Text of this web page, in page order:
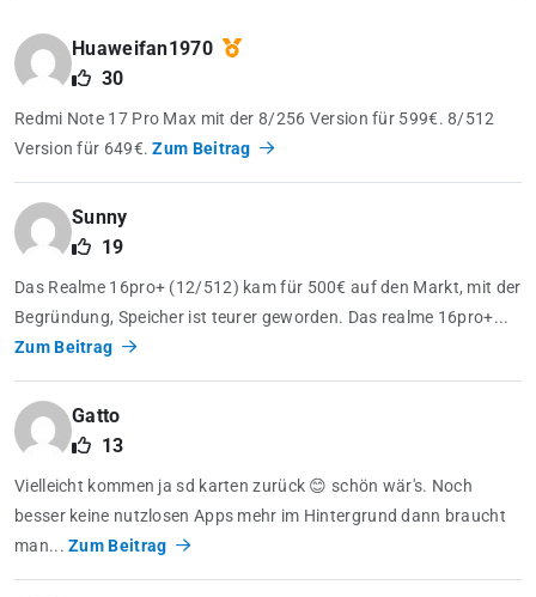
Huaweifan1970
30
Redmi Note 17 Pro Max mit der 8/256 Version für 599€. 8/512
Version für 649€.Zum Beitrag
Sunny
19
Das Realme 16pro+ (12/512) kam für 500€ auf den Markt, mit der
Begründung, Speicher ist teurer geworden. Das realme 16pro+...
Zum Beitrag
Gatto
13
Vielleicht kommen ja sd karten zurück 😊 schön wär's. Noch
besser keine nutzlosen Apps mehr im Hintergrund dann braucht
man...Zum Beitrag